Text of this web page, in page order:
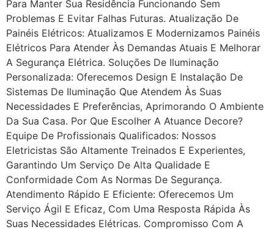
Para Manter Sua Residência Funcionando Sem
Problemas E Evitar Falhas Futuras. Atualização De
Painéis Elétricos: Atualizamos E Modernizamos Painéis
Elétricos Para Atender Às Demandas Atuais E Melhorar
A Segurança Elétrica. Soluções De Iluminação
Personalizada: Oferecemos Design E Instalação De
Sistemas De Iluminação Que Atendem Às Suas
Necessidades E Preferências, Aprimorando O Ambiente
Da Sua Casa. Por Que Escolher A Atuance Decore?
Equipe De Profissionais Qualificados: Nossos
Eletricistas São Altamente Treinados E Experientes,
Garantindo Um Serviço De Alta Qualidade E
Conformidade Com As Normas De Segurança.
Atendimento Rápido E Eficiente: Oferecemos Um
Serviço Ágil E Eficaz, Com Uma Resposta Rápida Às
Suas Necessidades Elétricas. Compromisso Com A